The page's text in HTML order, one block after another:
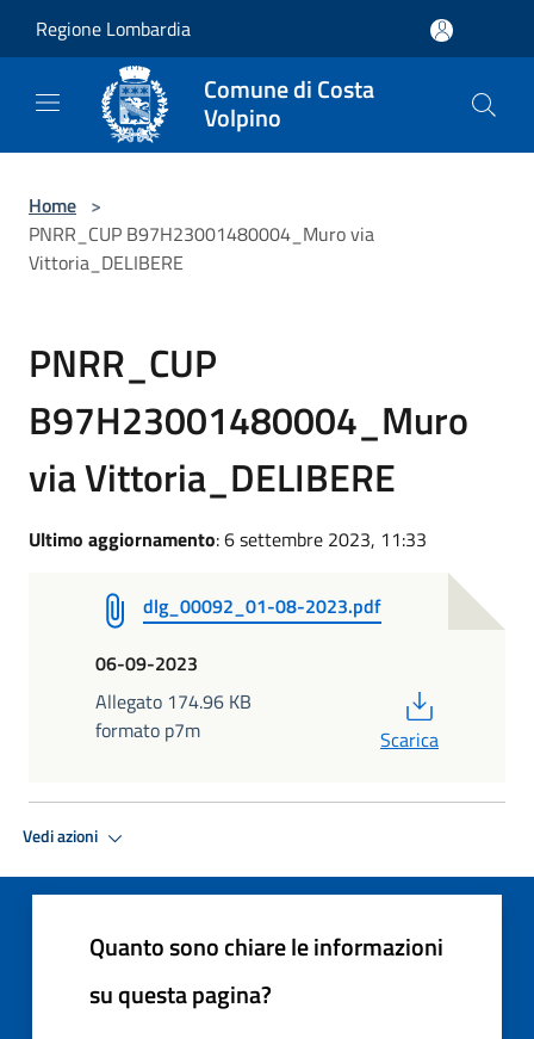
Regione Lombardia
Comune di Costa
Volpino
Home >
PNRR_CUP B97H23001480004_Muro via
Vittoria_DELIBERE
PNRR_CUP
B97H23001480004_Muro
via Vittoria_DELIBERE
Ultimo aggiornamento: 6 settembre 2023, 11:33
dlg_00092_01-08-2023.pdf
06-09-2023
Allegato 174.96 KB
formato p7m
Scarica
Vedi azioni
Quanto sono chiare le informazioni
su questa pagina?